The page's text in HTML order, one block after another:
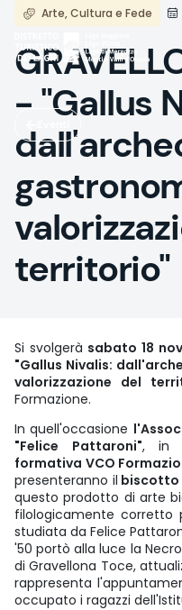
Salta
principale
Arte, Cultura e Fede
- "Gallus
territorio"
Si svolgerà sabato 18
"Gallus Nivalis:
valorizzazione del
Formazione.
In quell'occasione
"Felice Pattaroni", in
formativa VCO
presenteranno il biscotto
questo prodotto di arte
filologicamente corretto
studiata da Felice
'50 portò alla luce la
di Gravellona Toce,
rappresenta
occupato i ragazzi